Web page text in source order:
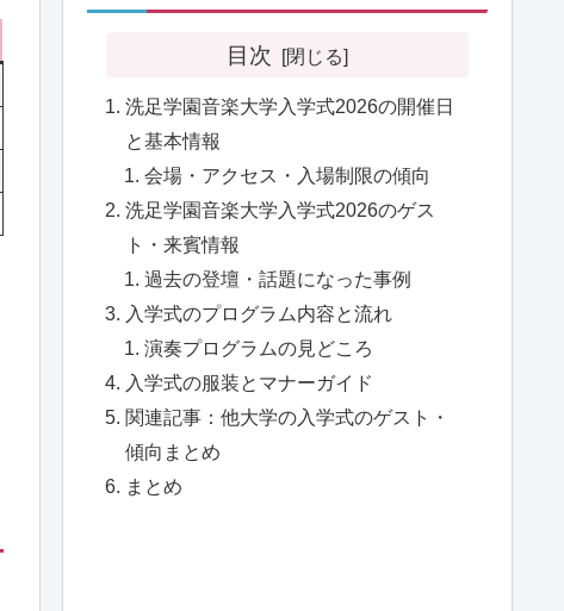
目次
洗足学園音楽大学入学式2026の開催日
と基本情報
会場・アクセス・入場制限の傾向
洗足学園音楽大学入学式2026のゲス
ト・来賓情報
過去の登壇・話題になった事例
入学式のプログラム内容と流れ
演奏プログラムの見どころ
入学式の服装とマナーガイド
関連記事：他大学の入学式のゲスト・
傾向まとめ
まとめ